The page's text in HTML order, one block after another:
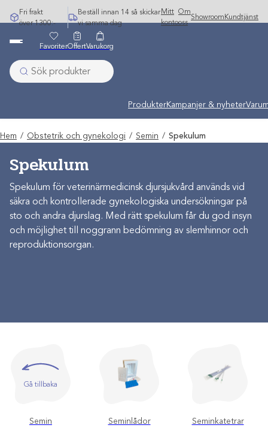
Hoppa
till
Fri frakt
över 1300:-
Beställ innan 14 så skickar
vi samma dag
Mitt
konto
Om
oss
Showroom Kundtjänst
ProdukterKampanjer & nyheter
FavoriterOffertVarukorg
Hem / Obstetrik och gynekologi / Semin / Spekulum
Spekulum
Spekulum för veterinärmedicinsk djursjukvård används vid
säkra och kontrollerade gynekologiska undersökningar på
sto och andra djurslag. Med rätt spekulum får du god insyn
och möjlighet till noggrann bedömning av slemhinnor och
reproduktionsorgan.
Gå tillbaka
Semin Seminlådor Seminkatetrar